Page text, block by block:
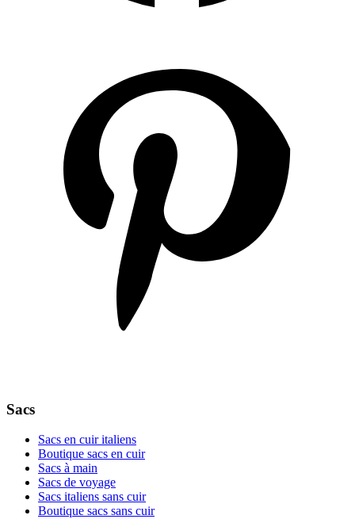
Sacs
Sacs en cuir italiens
Boutique sacs en cuir
Sacs à main
Sacs de voyage
Sacs italiens sans cuir
Boutique sacs sans cuir